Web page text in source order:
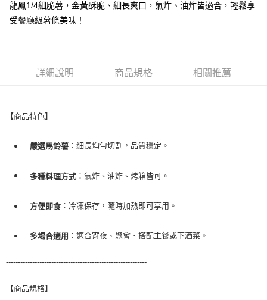
【關於「AFTEE先享後付」】
AFTEE先享後付是「在收到商品之後才付款」的支付方式。 讓您購物簡單
便利好安心！
２．訂單成立數日內，您將收到繳費通知簡訊。
※ 請注意：結帳手續完成當下不需立刻繳費，但若您需要取消訂單，請聯絡
※ 交易是否成功請以「AFTEE先享後付 」之結帳頁面顯示為準，若有關於
１．透過由恩沛科技股份有限公司提供之「AFTEE先享後付」服務完成之交
易，需依本服務之必要範圍內提供個人資料，並將交易相關給付款項請求債
２．關於個人資料處理事宜，請瀏覽以下網址：
３．未成年的使用者請事先徵得法定代理人或監護人之同意方可使用
「AFTEE先享後付」，若未經同意申辦者引起之損失，本公司不負相關責
ATM付款
離島-冷凍宅配
每筆NT$250
龍鳳1/4細脆薯，金黃酥脆、細長爽口，氣炸、油炸皆適合，輕鬆享
受餐廳級薯條美味！
詳細說明 商品規格 相關推薦
【商品特色】
嚴選馬鈴薯 ：細長均勻切割，品質穩定。
多種料理方式 ：氣炸、油炸、烤箱皆可。
方便即食 ：冷凍保存，隨時加熱即可享用。
多場合適用 ：適合宵夜、聚會、搭配主餐或下酒菜。
-----------------------------------------------------------
【商品規格】